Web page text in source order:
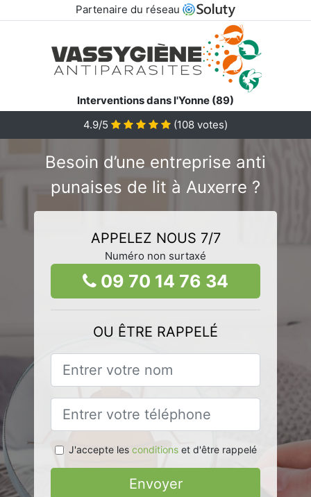
Partenaire du réseau
Interventions dans l'Yonne (89)
4.9/5
(108 votes)
Besoin d’une entreprise anti
punaises de lit à Auxerre ?
APPELEZ NOUS 7/7
Numéro non surtaxé
09 70 14 76 34
OU ÊTRE RAPPELÉ
J'accepte les conditionset d'être rappelé
Envoyer